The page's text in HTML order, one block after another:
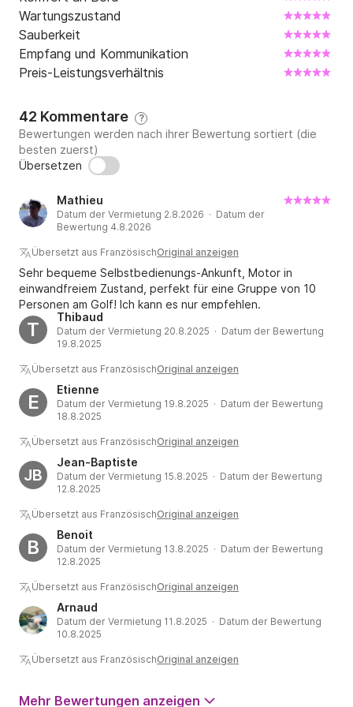
bitte über den Nachrichtendienst unter +Click&Boat.
Bis bald an Bord!
Wartungszustand
Sauberkeit
Empfang und Kommunikation
Preis-Leistungsverhältnis
42 Kommentare ?
Bewertungen werden nach ihrer Bewertung sortiert (die
besten zuerst)
Übersetzen
Mathieu
Datum der Vermietung 2.8.2026 · Datum der
Bewertung 4.8.2026
Übersetzt aus FranzösischOriginal anzeigen
Sehr bequeme Selbstbedienungs-Ankunft, Motor in
einwandfreiem Zustand, perfekt für eine Gruppe von 10
Personen am Golf! Ich kann es nur empfehlen.
T
Thibaud
Datum der Vermietung 20.8.2025 · Datum der Bewertung
19.8.2025
Übersetzt aus FranzösischOriginal anzeigen
E
Etienne
Datum der Vermietung 19.8.2025 · Datum der Bewertung
18.8.2025
Übersetzt aus FranzösischOriginal anzeigen
JB
Jean-Baptiste
Datum der Vermietung 15.8.2025 · Datum der Bewertung
12.8.2025
Übersetzt aus FranzösischOriginal anzeigen
B
Benoit
Datum der Vermietung 13.8.2025 · Datum der Bewertung
12.8.2025
Übersetzt aus FranzösischOriginal anzeigen
Arnaud
Datum der Vermietung 11.8.2025 · Datum der Bewertung
10.8.2025
Übersetzt aus FranzösischOriginal anzeigen
Mehr Bewertungen anzeigen